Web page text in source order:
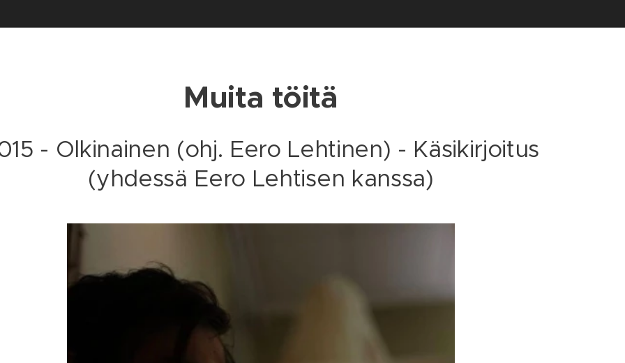
Muita töitä
- Olkinainen (ohj. Eero Lehtinen) - Käsikirjoitus
(yhdessä Eero Lehtisen kanssa)